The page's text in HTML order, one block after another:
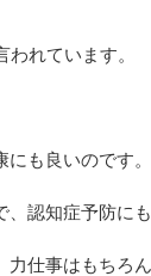
れています。
にも良いのです。
、認知症予防に
仕事はもちろ